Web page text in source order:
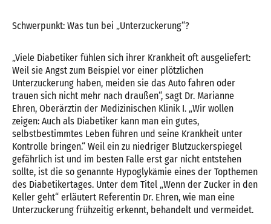
Schwerpunkt: Was tun bei „Unterzuckerung“?
„Viele Diabetiker fühlen sich ihrer Krankheit oft ausgeliefert:
Weil sie Angst zum Beispiel vor einer plötzlichen
Unterzuckerung haben, meiden sie das Auto fahren oder
trauen sich nicht mehr nach draußen“, sagt Dr. Marianne
Ehren, Oberärztin der Medizinischen Klinik I. „Wir wollen
zeigen: Auch als Diabetiker kann man ein gutes,
selbstbestimmtes Leben führen und seine Krankheit unter
Kontrolle bringen.“ Weil ein zu niedriger Blutzuckerspiegel
gefährlich ist und im besten Falle erst gar nicht entstehen
sollte, ist die so genannte Hypoglykämie eines der Topthemen
des Diabetikertages. Unter dem Titel „Wenn der Zucker in den
Keller geht“ erläutert Referentin Dr. Ehren, wie man eine
Unterzuckerung frühzeitig erkennt, behandelt und vermeidet.